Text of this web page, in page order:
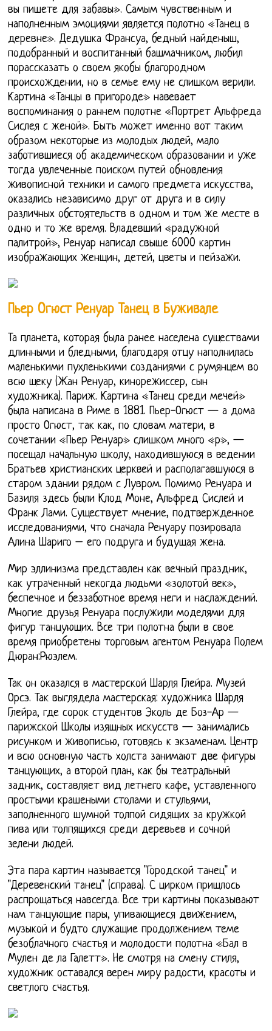
вы пишете для забавы». Самым чувственным и
наполненным эмоциями является полотно «Танец в
деревне». Дедушка Франсуа, бедный найденыш,
подобранный и воспитанный башмачником, любил
порассказать о своем якобы благородном
происхождении, но в семье ему не слишком верили.
Картина «Танцы в пригороде» навевает
воспоминания о раннем полотне «Портрет Альфреда
Сислея с женой». Быть может именно вот таким
образом некоторые из молодых людей, мало
заботившиеся об академическом образовании и уже
тогда увлеченные поиском путей обновления
живописной техники и самого предмета искусства,
оказались независимо друг от друга и в силу
различных обстоятельств в одном и том же месте в
одно и то же время. Владевший «радужной
палитрой», Ренуар написал свыше 6000 картин
изображающих женщин, детей, цветы и пейзажи.
Пьер Огюст Ренуар Танец в Буживале
Та планета, которая была ранее населена существами
длинными и бледными, благодаря отцу наполнилась
маленькими пухленькими созданиями с румянцем во
всю щеку (Жан Ренуар, кинорежиссер, сын
художника). Париж. Картина «Танец среди мечей»
была написана в Риме в 1881. Пьер-Огюст — а дома
просто Огюст, так как, по словам матери, в
сочетании «Пьер Ренуар» слишком много «р», —
посещал начальную школу, находившуюся в ведении
Братьев христианских церквей и располагавшуюся в
старом здании рядом с Лувром. Помимо Ренуара и
Базиля здесь были Клод Моне, Альфред Сислей и
Франк Лами. Существует мнение, подтвержденное
исследованиями, что сначала Ренуару позировала
Алина Шариго – его подруга и будущая жена.
Мир эллинизма представлен как вечный праздник,
как утраченный некогда людьми «золотой век»,
беспечное и беззаботное время неги и наслаждений.
Многие друзья Ренуара послужили моделями для
фигур танцующих. Все три полотна были в свое
время приобретены торговым агентом Ренуара Полем
Дюран:Рюэлем.
Так он оказался в мастерской Шарля Глейра. Музей
Орсэ. Так выглядела мастерская: художника Шарля
Глейра, где сорок студентов Эколь де Боз-Ар —
парижской Школы изящных искусств — занимались
рисунком и живописью, готовясь к экзаменам. Центр
и всю основную часть холста занимают две фигуры
танцующих, а второй план, как бы театральный
задник, составляет вид летнего кафе, уставленного
простыми крашеными столами и стульями,
заполненного шумной толпой сидящих за кружкой
пива или толпящихся среди деревьев и сочной
зелени людей.
Эта пара картин называется "Городской танец" и
"Деревенский танец" (справа). С цирком пришлось
распрощаться навсегда. Все три картины показывают
нам танцующие пары, упивающиеся движением,
музыкой и будто служащие продолжением теме
безоблачного счастья и молодости полотна «Бал в
Мулен де ла Галетт». Не смотря на смену стиля,
художник оставался верен миру радости, красоты и
светлого счастья.